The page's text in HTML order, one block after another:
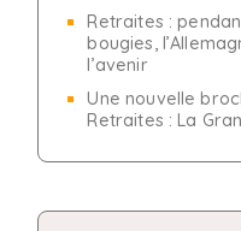
Retraites :
bougies,
l’avenir
Une nouvelle
Retraites : La